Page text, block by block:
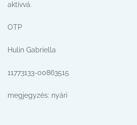
aktívvá.
OTP
Hulin Gabriella
11773133-00863515
megjegyzés: nyári